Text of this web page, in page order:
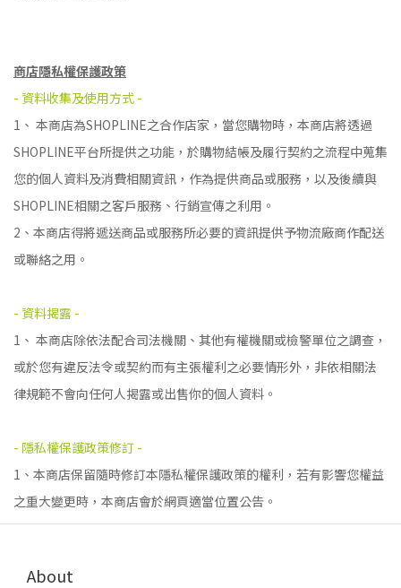
商店隱私權保護政策
- 資料收集及使用方式 -
1、 本商店為SHOPLINE之合作店家，當您購物時，本商店將透過
SHOPLINE平台所提供之功能，於購物結帳及履行契約之流程中蒐集
您的個人資料及消費相關資訊，作為提供商品或服務，以及後續與
SHOPLINE相關之客戶服務、行銷宣傳之利用。
2、本商店得將遞送商品或服務所必要的資訊提供予物流廠商作配送
或聯絡之用。
- 資料揭露 -
1、 本商店除依法配合司法機關、其他有權機關或檢警單位之調查，
或於您有違反法令或契約而有主張權利之必要情形外，非依相關法
律規範不會向任何人揭露或出售你的個人資料。
- 隱私權保護政策修訂 -
1、本商店保留隨時修訂本隱私權保護政策的權利，若有影響您權益
之重大變更時，本商店會於網頁適當位置公告。
About